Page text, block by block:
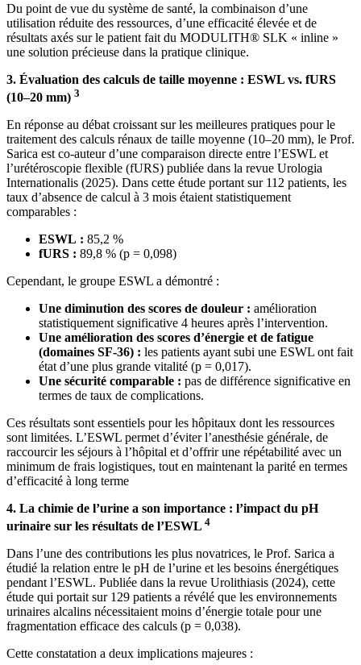
Du point de vue du système de santé, la combinaison d’une
utilisation réduite des ressources, d’une efficacité élevée et de
résultats axés sur le patient fait du MODULITH® SLK « inline »
une solution précieuse dans la pratique clinique.
3. Évaluation des calculs de taille moyenne : ESWL vs. fURS
(10–20 mm) 3
En réponse au débat croissant sur les meilleures pratiques pour le
traitement des calculs rénaux de taille moyenne (10–20 mm), le Prof.
Sarica est co-auteur d’une comparaison directe entre l’ESWL et
l’urétéroscopie flexible (fURS) publiée dans la revue Urologia
Internationalis (2025). Dans cette étude portant sur 112 patients, les
taux d’absence de calcul à 3 mois étaient statistiquement
comparables :
ESWL : 85,2 %
fURS : 89,8 % (p = 0,098)
Cependant, le groupe ESWL a démontré :
Une diminution des scores de douleur : amélioration
statistiquement significative 4 heures après l’intervention.
Une amélioration des scores d’énergie et de fatigue
(domaines SF-36) : les patients ayant subi une ESWL ont fait
état d’une plus grande vitalité (p = 0,017).
Une sécurité comparable : pas de différence significative en
termes de taux de complications.
Ces résultats sont essentiels pour les hôpitaux dont les ressources
sont limitées. L’ESWL permet d’éviter l’anesthésie générale, de
raccourcir les séjours à l’hôpital et d’offrir une répétabilité avec un
minimum de frais logistiques, tout en maintenant la parité en termes
d’efficacité à long terme
4. La chimie de l’urine a son importance : l’impact du pH
urinaire sur les résultats de l’ESWL 4
Dans l’une des contributions les plus novatrices, le Prof. Sarica a
étudié la relation entre le pH de l’urine et les besoins énergétiques
pendant l’ESWL. Publiée dans la revue Urolithiasis (2024), cette
étude qui portait sur 129 patients a révélé que les environnements
urinaires alcalins nécessitaient moins d’énergie totale pour une
fragmentation efficace des calculs (p = 0,038).
Cette constatation a deux implications majeures :